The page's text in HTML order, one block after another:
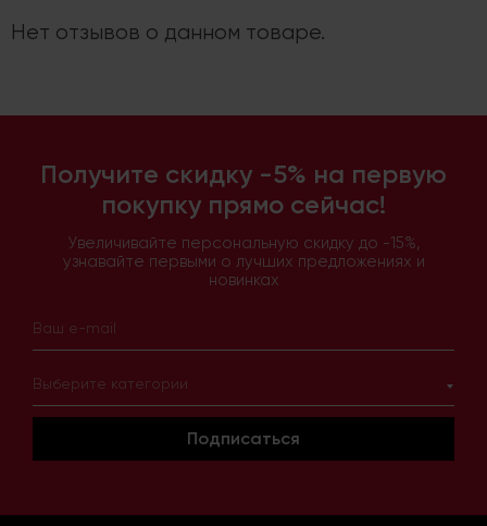
Нет отзывов о данном товаре.
Получите скидку -5% на первую
покупку прямо сейчас!
Увеличивайте персональную скидку до -15%,
узнавайте первыми о лучших предложениях и
новинках
Выберите категории
Подписаться